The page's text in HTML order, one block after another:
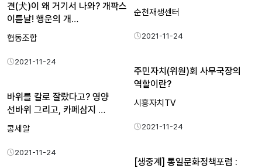
순천재생센터
2021-11-24
견(犬)이 왜 거기서 나와? 개팍스
이튿날! 행운의 개…
협동조합
2021-11-24
주민자치(위원)회 사무국장의
역할이란?
시흥자치TV
2021-11-24
바위를 칼로 잘랐다고? 영양
선바위 그리고, 카페삼지 …
콩세알
2021-11-24
[생중계] 통일문화정책포럼 :